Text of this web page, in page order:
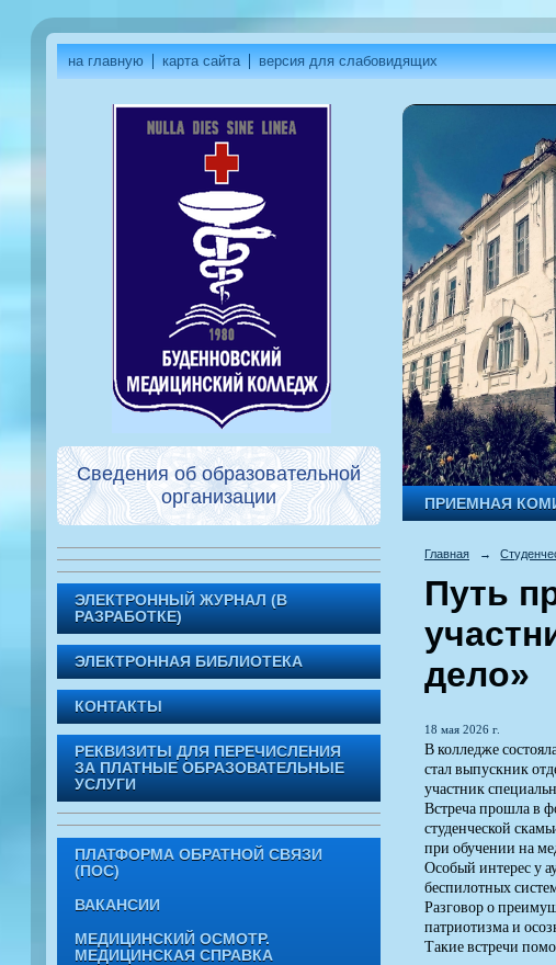
на главную карта сайта версия для слабовидящих
Сведения об образовательной
организации
ЭЛЕКТРОННЫЙ ЖУРНАЛ (В
РАЗРАБОТКЕ)
ЭЛЕКТРОННАЯ БИБЛИОТЕКА
КОНТАКТЫ
РЕКВИЗИТЫ ДЛЯ ПЕРЕЧИСЛЕНИЯ
ЗА ПЛАТНЫЕ ОБРАЗОВАТЕЛЬНЫЕ
УСЛУГИ
ПЛАТФОРМА ОБРАТНОЙ СВЯЗИ
(ПОС)
ВАКАНСИИ
МЕДИЦИНСКИЙ ОСМОТР.
МЕДИЦИНСКАЯ СПРАВКА
ПРИЕМНАЯ
Главная →
Путь
дело»
18 мая 2026 г.
В колледже
стал выпускник
участник
Встреча прошла в
студенческой
при обучении на
Особый интерес у
беспилотных
Разговор о
патриотизма и
Такие встречи